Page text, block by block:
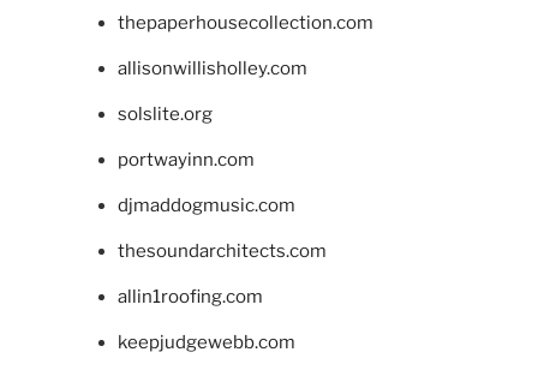
thepaperhousecollection.com
allisonwillisholley.com
solslite.org
portwayinn.com
djmaddogmusic.com
thesoundarchitects.com
allin1roofing.com
keepjudgewebb.com